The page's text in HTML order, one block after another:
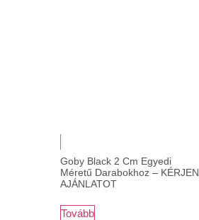
Goby Black 2 Cm Egyedi
Méretű Darabokhoz – KÉRJEN
AJÁNLATOT
Tovább